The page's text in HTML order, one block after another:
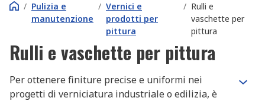
/ Pulizia e
manutenzione
/ Vernici e
prodotti per
pittura
/ Rulli e
vaschette per
pittura
Rulli e vaschette per pittura
Per ottenere finiture precise e uniformi nei
progetti di verniciatura industriale o edilizia, è